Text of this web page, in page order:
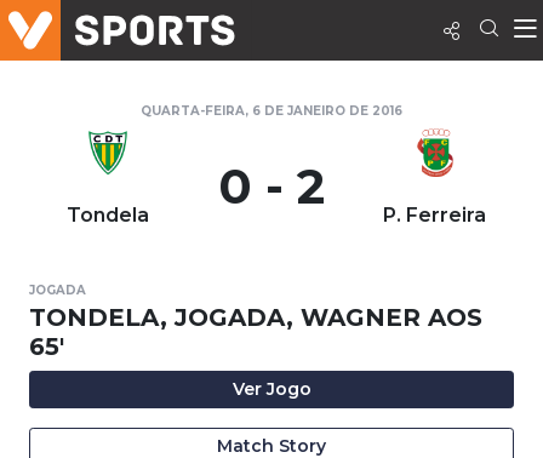
QUARTA-FEIRA, 6 DE JANEIRO DE 2016
Tondela 0 - 2 P. Ferreira
JOGADA
TONDELA, JOGADA, WAGNER AOS
65'
Ver Jogo
Match Story